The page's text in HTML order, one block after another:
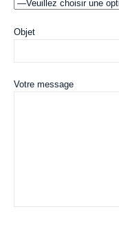
Objet
Votre message